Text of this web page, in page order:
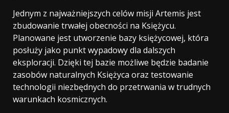
Jednym z najważniejszych celów misji Artemis jest
zbudowanie trwałej obecności na Księżycu.
Planowane jest utworzenie bazy księżycowej, która
posłuży jako punkt wypadowy dla dalszych
eksploracji. Dzięki tej bazie możliwe będzie badanie
zasobów naturalnych Księżyca oraz testowanie
technologii niezbędnych do przetrwania w trudnych
warunkach kosmicznych.